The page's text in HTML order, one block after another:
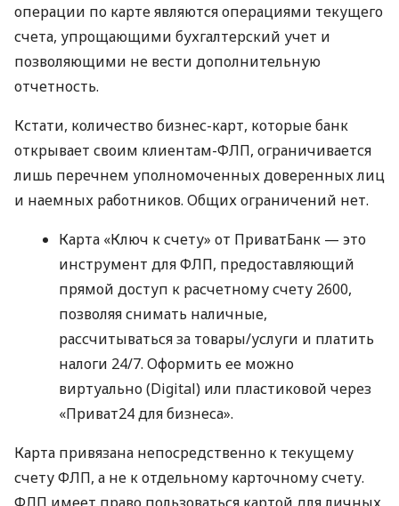
операции по карте являются операциями текущего
счета, упрощающими бухгалтерский учет и
позволяющими не вести дополнительную
отчетность.
Кстати, количество бизнес-карт, которые банк
открывает своим клиентам-ФЛП, ограничивается
лишь перечнем уполномоченных доверенных лиц
и наемных работников. Общих ограничений нет.
Карта «Ключ к счету» от ПриватБанк — это
инструмент для ФЛП, предоставляющий
прямой доступ к расчетному счету 2600,
позволяя снимать наличные,
рассчитываться за товары/услуги и платить
налоги 24/7. Оформить ее можно
виртуально (Digital) или пластиковой через
«Приват24 для бизнеса».
Карта привязана непосредственно к текущему
счету ФЛП, а не к отдельному карточному счету.